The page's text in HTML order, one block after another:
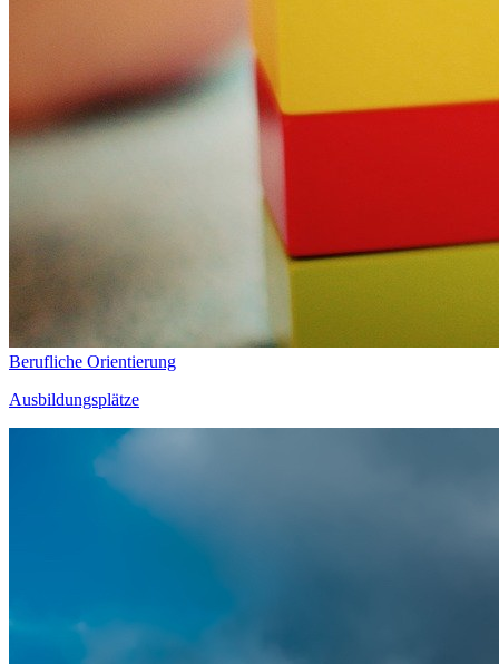
Berufliche Orientierung
Ausbildungsplätze